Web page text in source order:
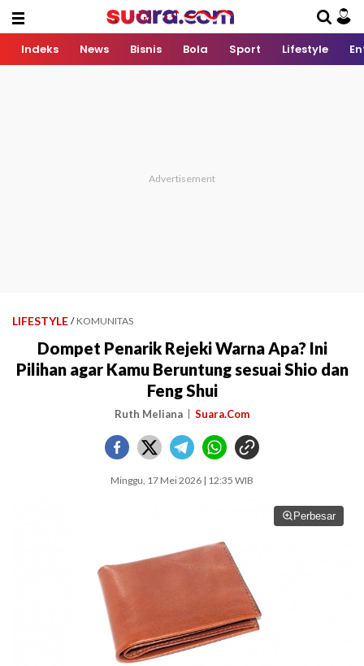
Indeks News Bisnis Bola Sport Lifestyle
LIFESTYLE / KOMUNITAS
Dompet Penarik Rejeki Warna Apa? Ini
Pilihan agar Kamu Beruntung sesuai Shio dan
Feng Shui
Ruth Meliana Suara.Com
Minggu, 17 Mei 2026 | 12:35 WIB
Perbesar